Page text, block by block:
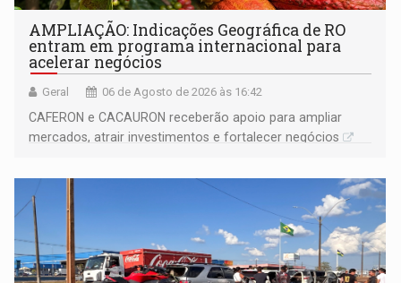
AMPLIAÇÃO: Indicações Geográfica de RO
entram em programa internacional para
acelerar negócios
Geral 06 de Agosto de 2026 às 16:42
CAFERON e CACAURON receberão apoio para ampliar
mercados, atrair investimentos e fortalecer negócios